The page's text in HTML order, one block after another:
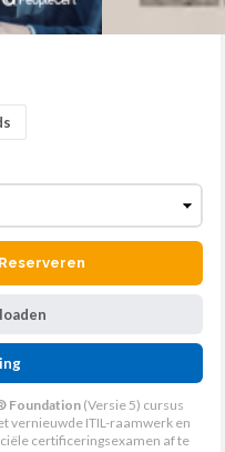
Reserveren
Foundation (Versie 5) cursus
vernieuwde ITIL-raamwerk en
certificeringsexamen af te